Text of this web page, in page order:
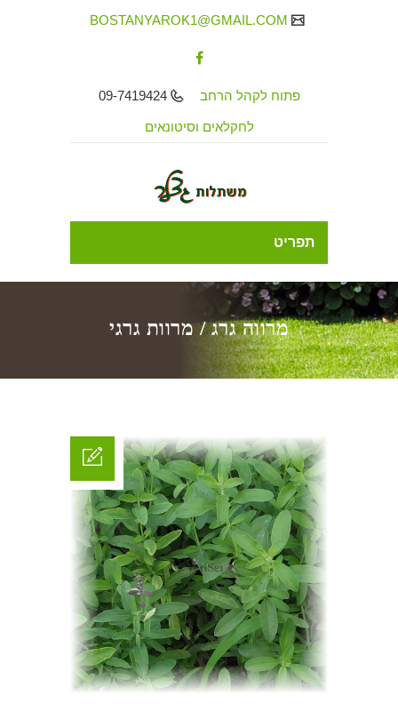
פתוח לקהל הרחב 09-7419424
לחקלאים וסיטונאים
תפריט
מרווה גרג / מרוות גרגי